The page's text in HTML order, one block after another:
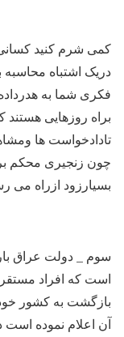
کمی شرم کنید
دریک اشتباه محاسبه
فکری شما به
براه روزهایی هستند
تادادخواست ها
چون زنجیری محکم
بسیارزود ازراه می
سوم _ دولت عراق
است که افراد
بازگشت به کشور
آن اعلام نموده است